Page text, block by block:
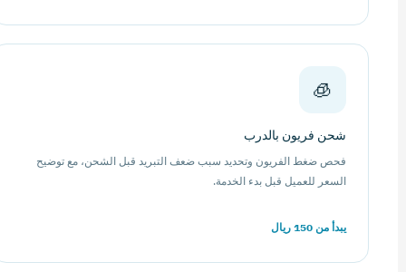
🧊
شحن فريون بالدرب
فحص ضغط الفريون وتحديد سبب ضعف التبريد قبل الشحن، مع توضيح
السعر للعميل قبل بدء الخدمة.
يبدأ من 150 ريال